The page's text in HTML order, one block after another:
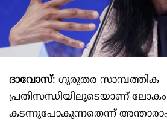
ദാവോസ്: ഗുരുതര സാമ്പത്തിക
പ്രതിസന്ധിയിലൂടെയാണ് ലോകം
കടന്നുപോകുന്നതെന്ന്